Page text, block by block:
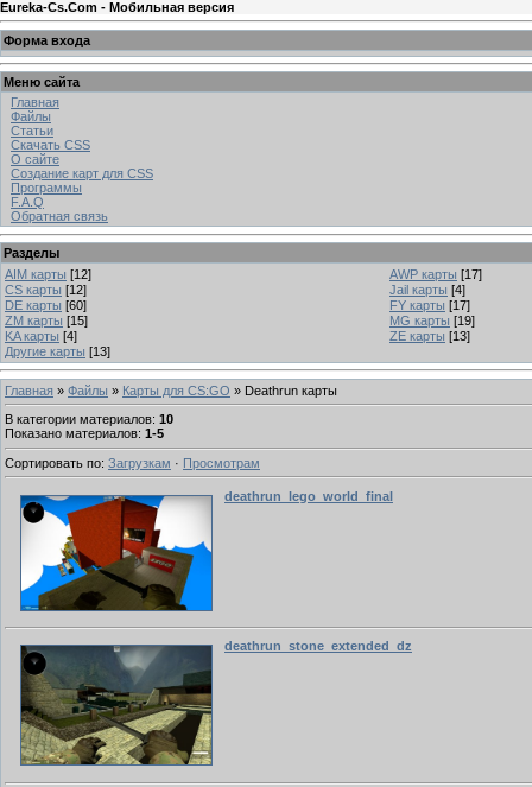
Eureka-Cs.Com - Мобильная версия
Форма входа
Меню сайта
Главная
Файлы
Статьи
Скачать CSS
О сайте
Создание карт для CSS
Программы
F.A.Q
Обратная связь
Разделы
AIM карты [12] AWP карты [17]
CS карты [12] Jail карты [4]
DE карты [60] FY карты [17]
ZM карты [15] MG карты [19]
KA карты [4] ZE карты [13]
Другие карты [13]
Главная » Файлы » Карты для CS:GO » Deathrun карты
В категории материалов: 10
Показано материалов: 1-5
Сортировать по: Загрузкам · Просмотрам
deathrun_lego_world_final
deathrun_stone_extended_dz